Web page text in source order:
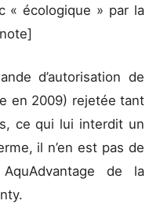
« écologique » par la
d’autorisation de
en 2009) rejetée tant
ce qui lui interdit un
il n’en est pas de
de la